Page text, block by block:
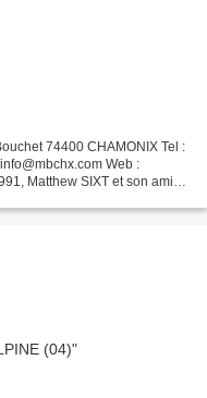
74400 CHAMONIX Tel :
Web :
Matthew SIXT et son amie